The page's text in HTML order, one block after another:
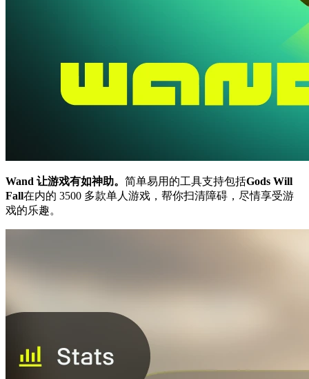
Wand 让游戏有如神助。 简单易用的工具支持包括Gods Will
Fall在内的 3500 多款单人游戏，帮你扫清障碍，尽情享受游
戏的乐趣。